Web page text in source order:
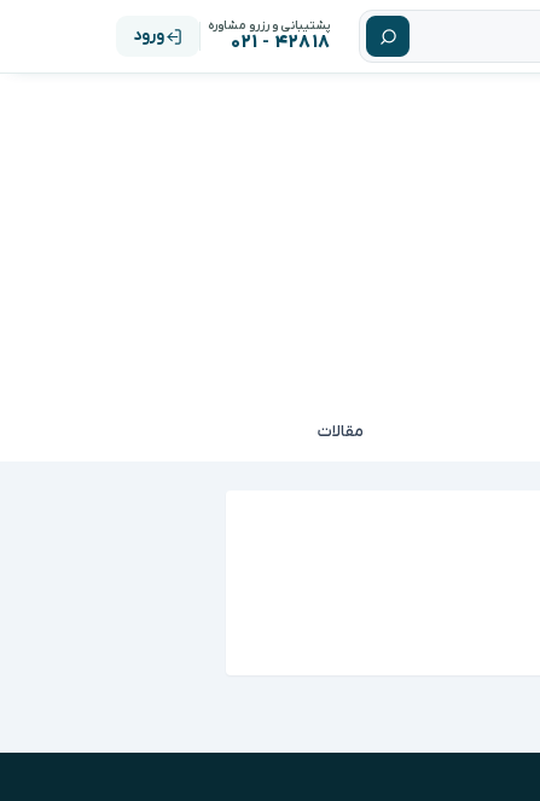
پشتیبانی و رزرو مشاوره
۴۲۸۱۸ - ۰۲۱ ورود
مقالات